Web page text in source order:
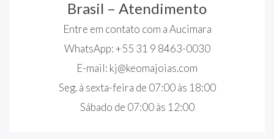
Brasil – Atendimento
Entre em contato com a Aucimara
WhatsApp: +55 31 9 8463-0030
E-mail: kj@keomajoias.com
Seg. à sexta-feira de 07:00 às 18:00
Sábado de 07:00 às 12:00